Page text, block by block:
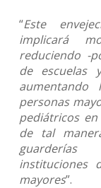
“Este
implicará
reduciendo -
de escuelas
aumentando
personas
pediátricos
de tal
instituciones
mayores”.